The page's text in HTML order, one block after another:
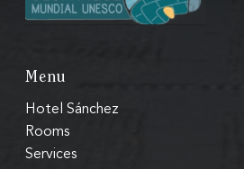
Menu
Hotel Sánchez
Rooms
Services